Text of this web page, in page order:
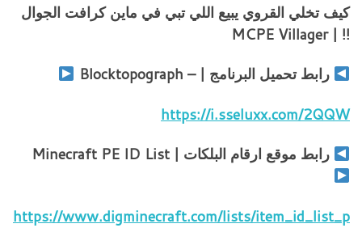
كيف تخلي القروي يبيع اللي تبي في ماين كرافت الجوال
!! | MCPE Villager
رابط تحميل البرنامج | – Blocktopograph
https://i.sseluxx.com/2QQW
رابط موقع ارقام البلكات | Minecraft PE ID List
https://www.digminecraft.com/lists/item_id_list_p